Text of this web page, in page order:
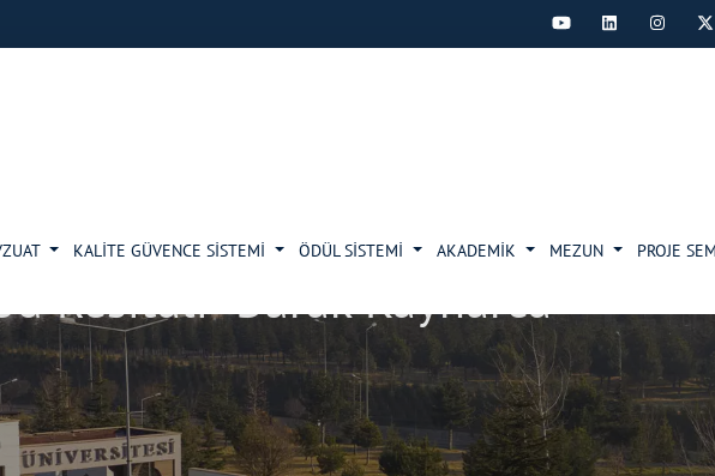
KALİTE GÜVENCE SİSTEMİ ÖDÜL SİSTEMİ AKADEMİK MEZUN PROJE
Resitali- Burak Kaynarca